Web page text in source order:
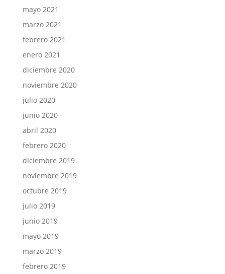
mayo 2021
marzo 2021
febrero 2021
enero 2021
diciembre 2020
noviembre 2020
julio 2020
junio 2020
abril 2020
febrero 2020
diciembre 2019
noviembre 2019
octubre 2019
julio 2019
junio 2019
mayo 2019
marzo 2019
febrero 2019